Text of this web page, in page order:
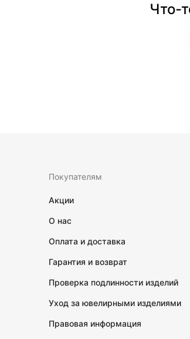
Что-
Покупателям
Акции
О нас
Оплата и доставка
Гарантия и возврат
Проверка подлинности изделий
Уход за ювелирными изделиями
Правовая информация